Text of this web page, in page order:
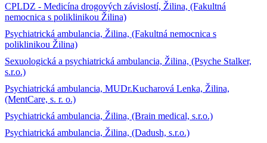
CPLDZ - Medicína drogových závislostí, Žilina, (Fakultná
nemocnica s poliklinikou Žilina)
Psychiatrická ambulancia, Žilina, (Fakultná nemocnica s
poliklinikou Žilina)
Sexuologická a psychiatrická ambulancia, Žilina, (Psyche Stalker,
s.r.o.)
Psychiatrická ambulancia, MUDr.Kucharová Lenka, Žilina,
(MentCare, s. r. o.)
Psychiatrická ambulancia, Žilina, (Brain medical, s.r.o.)
Psychiatrická ambulancia, Žilina, (Dadush, s.r.o.)